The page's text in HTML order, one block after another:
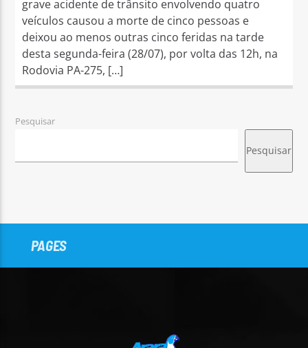
grave acidente de trânsito envolvendo quatro
veículos causou a morte de cinco pessoas e
deixou ao menos outras cinco feridas na tarde
desta segunda-feira (28/07), por volta das 12h, na
Rodovia PA-275, […]
Pesquisar
Pesquisar
PAGES